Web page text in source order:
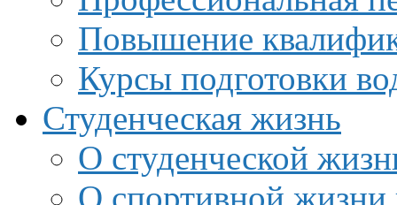
Повышение
Курсы подготовки
Студенческая жизнь
О студенческой